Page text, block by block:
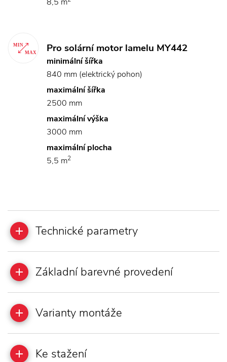
Pro solární motor lamelu MY442
minimální šířka
840 mm (elektrický pohon)
maximální šířka
2500 mm
maximální výška
3000 mm
maximální plocha
5,5 m2
Technické parametry
Základní barevné provedení
Varianty montáže
Ke stažení